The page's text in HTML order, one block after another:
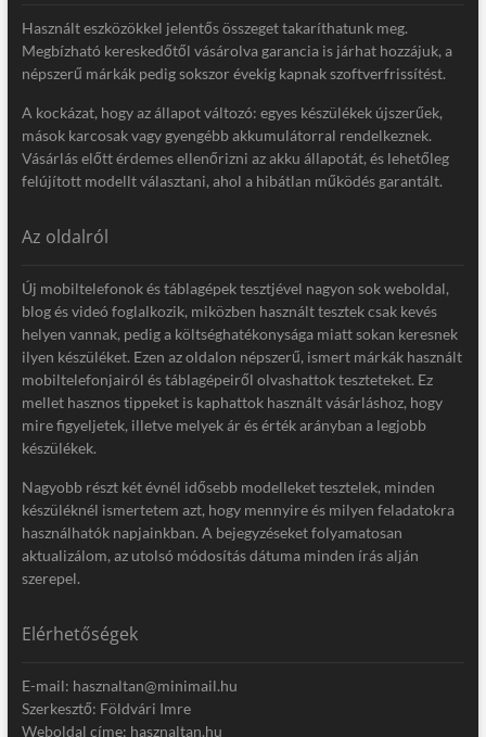
Használt eszközökkel jelentős összeget takaríthatunk meg.
Megbízható kereskedőtől vásárolva garancia is járhat hozzájuk, a
népszerű márkák pedig sokszor évekig kapnak szoftverfrissítést.
A kockázat, hogy az állapot változó: egyes készülékek újszerűek,
mások karcosak vagy gyengébb akkumulátorral rendelkeznek.
Vásárlás előtt érdemes ellenőrizni az akku állapotát, és lehetőleg
felújított modellt választani, ahol a hibátlan működés garantált.
Az oldalról
Új mobiltelefonok és táblagépek tesztjével nagyon sok weboldal,
blog és videó foglalkozik, miközben használt tesztek csak kevés
helyen vannak, pedig a költséghatékonysága miatt sokan keresnek
ilyen készüléket. Ezen az oldalon népszerű, ismert márkák használt
mobiltelefonjairól és táblagépeiről olvashattok teszteteket. Ez
mellet hasznos tippeket is kaphattok használt vásárláshoz, hogy
mire figyeljetek, illetve melyek ár és érték arányban a legjobb
készülékek.
Nagyobb részt két évnél idősebb modelleket tesztelek, minden
készüléknél ismertetem azt, hogy mennyire és milyen feladatokra
használhatók napjainkban. A bejegyzéseket folyamatosan
aktualizálom, az utolsó módosítás dátuma minden írás alján
szerepel.
Elérhetőségek
E-mail: hasznaltan@minimail.hu
Szerkesztő: Földvári Imre
Weboldal címe: hasznaltan.hu